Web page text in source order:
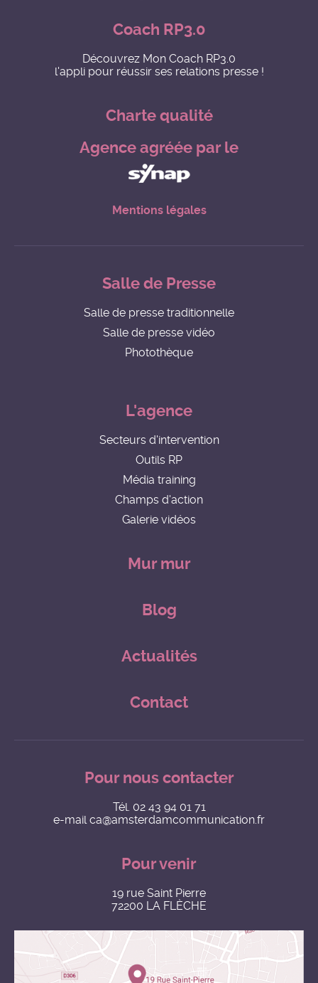
Coach RP3.0
Découvrez Mon Coach RP3.0
l'appli pour réussir ses relations presse !
Charte qualité
Agence agréée par le
Mentions légales
Salle de Presse
Salle de presse traditionnelle
Salle de presse vidéo
Photothèque
L'agence
Secteurs d'intervention
Outils RP
Média training
Champs d'action
Galerie vidéos
Mur mur
Blog
Actualités
Contact
Pour nous contacter
Tél. 02 43 94 01 71
e-mailca@amsterdamcommunication.fr
Pour venir
19 rue Saint Pierre
72200 LA FLÈCHE